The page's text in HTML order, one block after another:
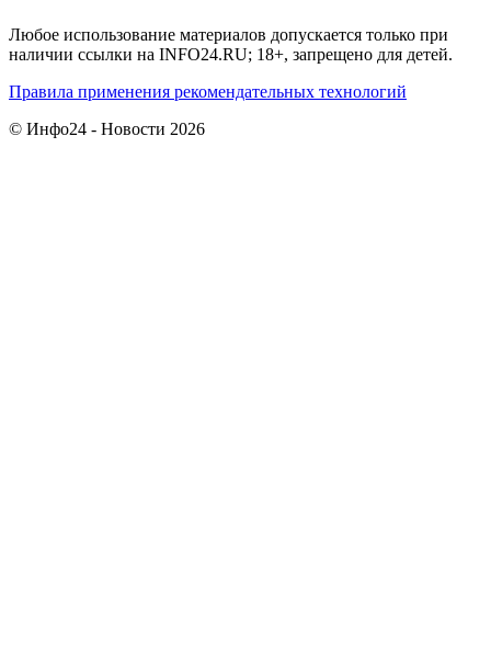
Любое использование материалов допускается только при
наличии ссылки на INFO24.RU; 18+, запрещено для детей.
Правила применения рекомендательных технологий
© Инфо24 - Новости 2026